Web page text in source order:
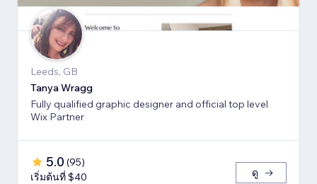
Leeds, GB
Tanya Wragg
Fully qualified graphic designer and official top level
Wix Partner
5.0 (95)
เริ่มต้นที่ $40
ดู